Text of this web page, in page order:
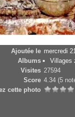
Ajoutée le mercredi
Albums
Villages
Visites 27594
Score 4.34 (5
cette photo